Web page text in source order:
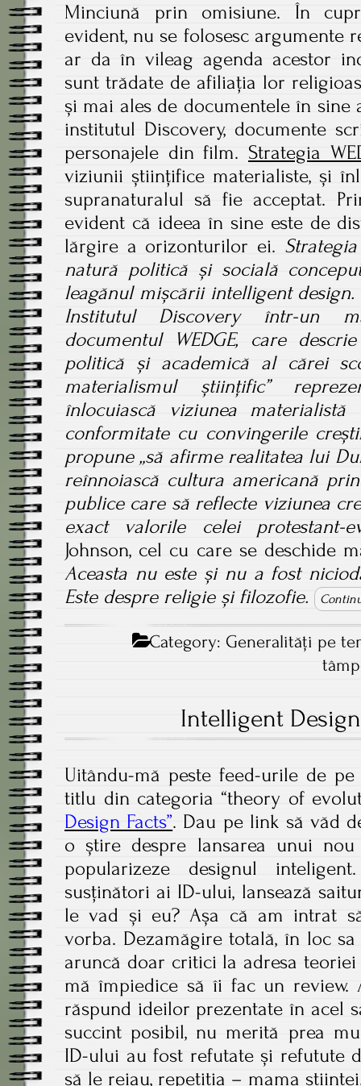
Minciună prin omisiune. În
evident, nu se folosesc argumente
ar da în vileag agenda acestor
sunt trădate de afiliația lor
și mai ales de documentele în sine
institutul Discovery, documente
personajele din film. Strategia
viziunii științifice materialiste, și
supranaturalul să fie acceptat.
evident că ideea în sine este de
lărgire a orizonturilor ei.
natură politică și socială
leagănul mișcării intelligent
Institutul Discovery într-un
documentul WEDGE, care
politică și academică al cărei
materialismul științific”
înlocuiască viziunea
conformitate cu convingerile
propune „să afirme realitatea lui
reînnoiască cultura americană
publice care să reflecte viziunea
exact valorile celei protestant-
Johnson, cel cu care se deschide
Aceasta nu este și nu a fost
Este despre religie și filozofie.
Category:Generalităţi pe
Intelligent
Uitându-mă peste feed-urile de
titlu din categoria “theory of
Design Facts”. Dau pe link să văd
o știre despre lansarea unui
popularizeze designul
susținători ai ID-ului, lansează
le vad și eu? Așa că am intrat
vorba. Dezamăgire totală, în loc
aruncă doar critici la adresa
mă împiedice să îi fac un review.
răspund ideilor prezentate în acel
succint posibil, nu merită prea
ID-ului au fost refutate și refutute
să le reiau, repetiția – mama